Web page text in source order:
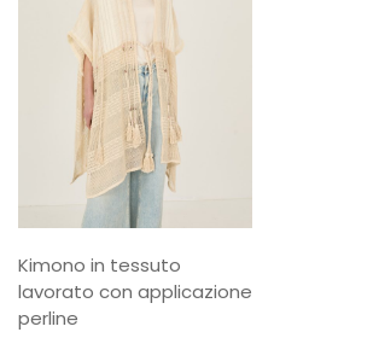
Kimono in tessuto
lavorato con applicazione
perline